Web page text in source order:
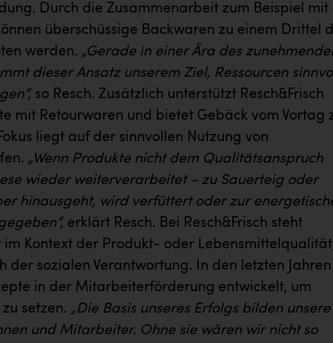
Durch die Zusammenarbeit zum Beispiel mit
überschüssige Backwaren zu einem Drittel
werden. „Gerade in einer Ära des
dieser Ansatz unserem Ziel, Ressourcen
so Resch. Zusätzlich unterstützt Resch&Frisch
mit Retourwaren und bietet Gebäck vom Vortag
liegt auf der sinnvollen Nutzung von
„Wenn Produkte nicht dem Qualitätsanspruch
wieder weiterverarbeitet – zu Sauerteig oder
hinausgeht, wird verfüttert oder zur
erklärt Resch. Bei Resch&Frisch steht
im Kontext der Produkt- oder
der sozialen Verantwortung. In den letzten Jahren
in der Mitarbeiterförderung entwickelt, um
setzen. „Die Basis unseres Erfolgs bilden unsere
und Mitarbeiter. Ohne sie wären wir nicht so